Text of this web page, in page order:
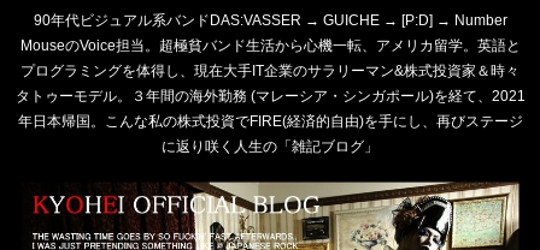
90年代ビジュアル系バンドDAS:VASSER → GUICHE → [P:D] → Number
MouseのVoice担当。超極貧バンド生活から心機一転、アメリカ留学。英語と
プログラミングを体得し、現在大手IT企業のサラリーマン&株式投資家＆時々
タトゥーモデル。３年間の海外勤務 (マレーシア・シンガポール)を経て、2021
年日本帰国。こんな私の株式投資でFIRE(経済的自由)を手にし、再びステージ
に返り咲く人生の「雑記ブログ」